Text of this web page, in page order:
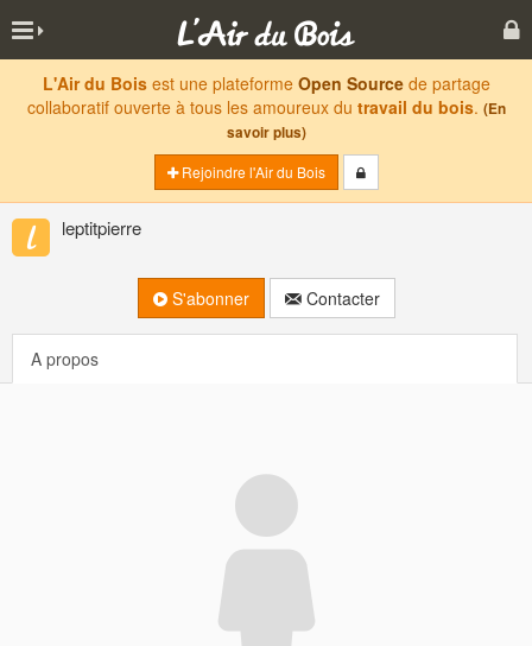
L'Air du Boisest une plateforme Open Sourcede partage
collaboratif ouverte à tous les amoureux du travail du bois. (En
savoir plus)
Rejoindre l'Air du Bois
leptitpierre
S'abonner Contacter
A propos